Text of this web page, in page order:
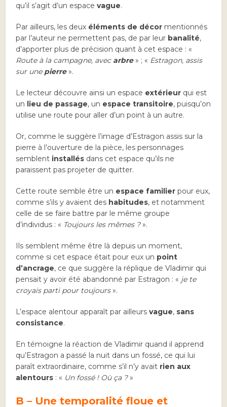
qu’il s’agit d’un espacevague.
Par ailleurs, les deux éléments de décor mentionnés
par l’auteur ne permettent pas, de par leur banalité,
d’apporter plus de précision quant à cet espace : «
Route à la campagne, avec arbre» ; « Estragon, assis
sur une pierre».
Le lecteur découvre ainsi un espace extérieur qui est
un lieu de passage, un espace transitoire, puisqu’on
utilise une route pour aller d’un point à un autre.
Or, comme le suggère l’image d’Estragon assis sur la
pierre à l’ouverture de la pièce, les personnages
semblent installés dans cet espace qu’ils ne
paraissent pas projeter de quitter.
Cette route semble être un espace familier pour eux,
comme s’ils y avaient des habitudes, et notamment
celle de se faire battre par le même groupe
d’individus : « Toujours les mêmes ?».
Ils semblent même être là depuis un moment,
comme si cet espace était pour eux un point
d’ancrage, ce que suggère la réplique de Vladimir qui
pensait y avoir été abandonné par Estragon : « je te
croyais parti pour toujours».
L’espace alentour apparaît par ailleursvague, sans
consistance.
En témoigne la réaction de Vladimir quand il apprend
qu’Estragon a passé la nuit dans un fossé, ce qui lui
paraît extraordinaire, comme s’il n’y avait rien aux
alentours : « Un fossé ! Où ça ?»
B – Une temporalité floue et